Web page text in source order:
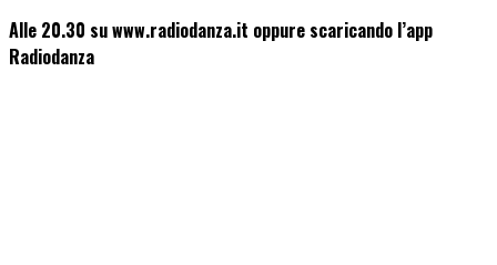
Alle 20.30 su www.radiodanza.it oppure scaricando l’app
Radiodanza